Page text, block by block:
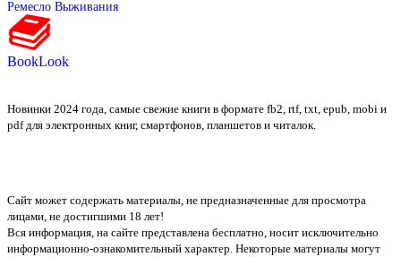
Ремесло Выживания
BookLook
Новинки 2024 года, самые свежие книги в формате fb2, rtf, txt, epub, mobi и
pdf для электронных книг, смартфонов, планшетов и читалок.
Сайт может содержать материалы, не предназначенные для просмотра
лицами, не достигшими 18 лет!
Вся информация, на сайте представлена бесплатно, носит исключительно
информационно-ознакомительный характер. Некоторые материалы могут